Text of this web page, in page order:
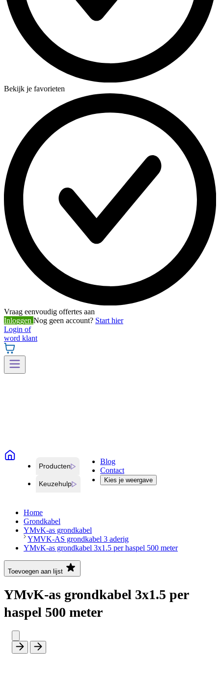
Bekijk je favorieten
Vraag eenvoudig offertes aan
Inloggen Nog geen account? Start hier
Login of
word klant
Producten
Keuzehulp
Blog
Contact
Kies je weergave
Home
Grondkabel
YMvK-as grondkabel
YMVK-AS grondkabel 3 aderig
YMvK-as grondkabel 3x1.5 per haspel 500 meter
Toevoegen aan lijst
YMvK-as grondkabel 3x1.5 per
haspel 500 meter